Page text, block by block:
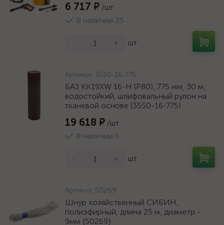
6 717 ₽ /шт
В наличии 25
+ шт
Артикул: 3550-16-775
БАЗ KK19XW 16-H (Р80), 775 мм, 30 м,
водостойкий, шлифовальный рулон на
тканевой основе (3550-16-775)
19 618 ₽ /шт
В наличии 6
- + шт
Артикул: 50269
Шнур хозяйственный СИБИН,
полиэфирный, длина 25 м, диаметр -
9мм {50269}